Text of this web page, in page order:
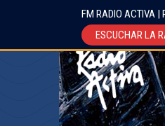
FM RADIO ACTIVA |
ESCUCHAR LA